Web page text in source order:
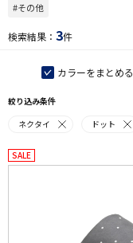
#その他
検索結果： 3件
カラーをまとめる
絞り込み条件
ネクタイ
ドット
SALE